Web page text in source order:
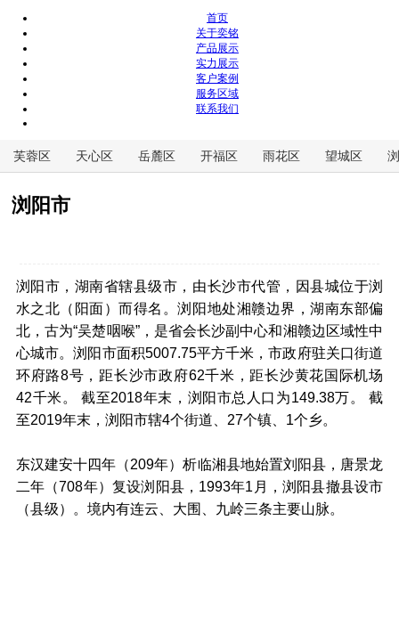
首页
关于奕铭
产品展示
实力展示
客户案例
服务区域
联系我们
芙蓉区 天心区 岳麓区 开福区 雨花区 望城区
浏阳市
浏阳市，湖南省辖县级市，由长沙市代管，因县城位于浏
水之北（阳面）而得名。浏阳地处湘赣边界，湖南东部偏
北，古为“吴楚咽喉”，是省会长沙副中心和湘赣边区域性中
心城市。浏阳市面积5007.75平方千米，市政府驻关口街道
环府路8号，距长沙市政府62千米，距长沙黄花国际机场
42千米。 截至2018年末，浏阳市总人口为149.38万。 截
至2019年末，浏阳市辖4个街道、27个镇、1个乡。
东汉建安十四年（209年）析临湘县地始置刘阳县，唐景龙
二年（708年）复设浏阳县，1993年1月，浏阳县撤县设市
（县级）。境内有连云、大围、九岭三条主要山脉。